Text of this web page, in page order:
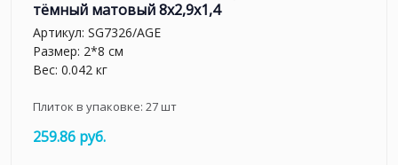
тёмный матовый 8x2,9x1,4
Артикул: SG7326/AGE
Размер: 2*8 см
Вес: 0.042 кг
Плиток в упаковке: 27шт
259.86 руб.